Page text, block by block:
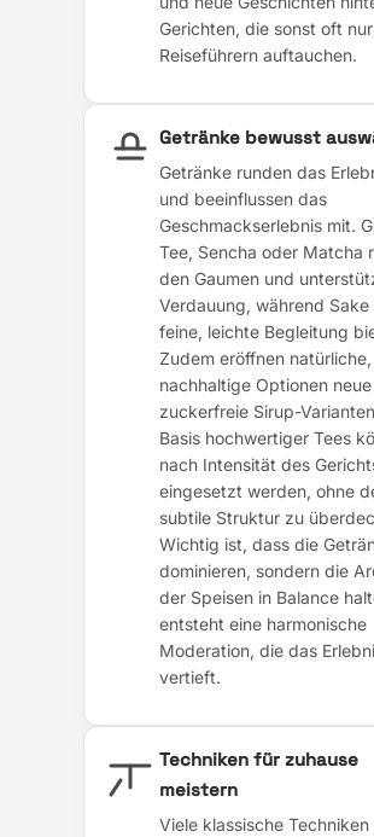
Gerichten, die sonst oft
Reiseführern auftauchen.
Getränke bewusst
Getränke runden das
und beeinflussen das
Geschmackserlebnis mit.
Tee, Sencha oder Matcha
den Gaumen und
Verdauung, während Sake
feine, leichte Begleitung
Zudem eröffnen natürliche,
nachhaltige Optionen
zuckerfreie Sirup-
Basis hochwertiger Tees
nach Intensität des
eingesetzt werden, ohne
subtile Struktur zu
Wichtig ist, dass die
dominieren, sondern die
der Speisen in Balance
entsteht eine harmonische
Moderation, die das
vertieft.
Techniken für zuhause
meistern
Viele klassische